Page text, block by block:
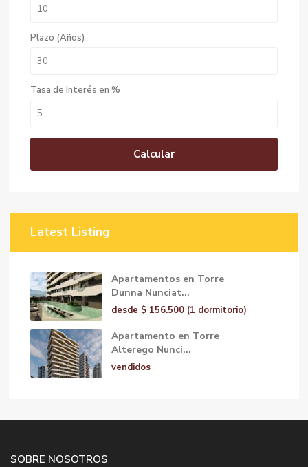
Plazo (Años)
Tasa de Interés en %
Calcular
Latest Listing
Apartamentos en Torre
Dunna Nunciat...
desde $ 156.500 (1 dormitorio)
Apartamento en Torre
Alterego Nunci...
vendidos
SOBRE NOSOTROS